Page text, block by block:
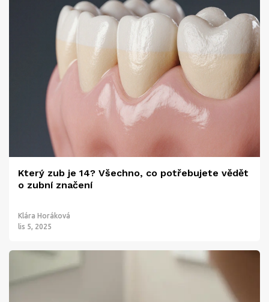
Který zub je 14? Všechno, co potřebujete vědět
o zubní značení
Klára Horáková
lis 5, 2025